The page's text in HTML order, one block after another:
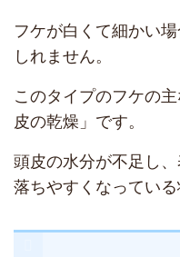
フケが白くて細かい
しれません。
このタイプのフケの
皮の乾燥」です。
頭皮の水分が不足し
落ちやすくなっている